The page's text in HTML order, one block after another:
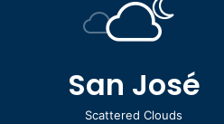
San José
Scattered Clouds